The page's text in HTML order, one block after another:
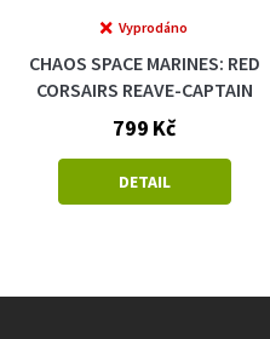
CHAOS SPACE MARINES: RED
CORSAIRS REAVE-CAPTAIN
Vyprodáno
799 Kč
DETAIL